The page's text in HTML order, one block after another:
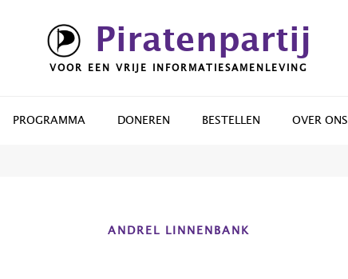
Piratenpartij
VOOR EEN VRIJE INFORMATIESAMENLEVING
PROGRAMMA DONEREN BESTELLEN OVER ONS
ANDREL LINNENBANK